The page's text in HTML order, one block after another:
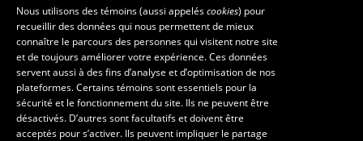
La Faculté et ses écoles
Faculté d’aménagement, d’architecture, d’art et de design
École d’art
École supérieure d’aménagement du territoire et de développement
régional
École d’architecture
École de design
Nous utilisons des témoins (aussi appeléscookies) pour
recueillir des données qui nous permettent de mieux
connaître le parcours des personnes qui visitent notre site
et de toujours améliorer votre expérience. Ces données
servent aussi à des fins d’analyse et d’optimisation de nos
plateformes. Certains témoins sont essentiels pour la
sécurité et le fonctionnement du site. Ils ne peuvent être
désactivés. D’autres sont facultatifs et doivent être
acceptés pour s’activer. Ils peuvent impliquer le partage